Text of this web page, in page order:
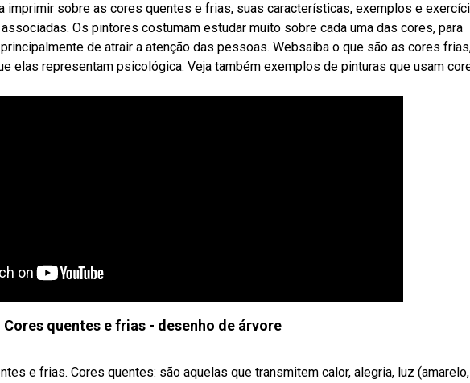
imprimir sobre as cores quentes e frias, suas características, exemplos e
Os pintores costumam estudar muito sobre cada uma das cores, para
de atrair a atenção das pessoas. Websaiba o que são as cores
elas representam psicológica. Veja também exemplos de pinturas que usam
Cores quentes e frias - desenho de árvore
e frias. Cores quentes: são aquelas que transmitem calor, alegria, luz (amarelo,